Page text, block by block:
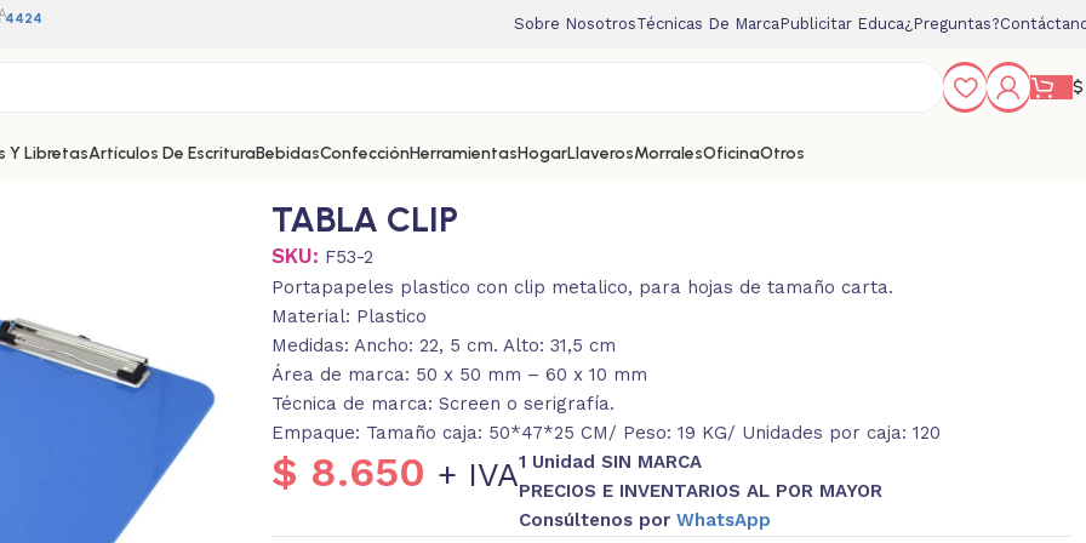
4424 Sobre NosotrosTécnicas De MarcaPublicitar Educa¿Preguntas?
$
Y LibretasArtículos De EscrituraBebidasConfecciónHerramientasHogarLlaverosMorralesOficinaOtros
TABLA CLIP
SKU: F53-2
Portapapeles plastico con clip metalico, para hojas de tamaño carta.
Material: Plastico
Medidas: Ancho: 22, 5 cm. Alto: 31,5 cm
Área de marca: 50 x 50 mm – 60 x 10 mm
Técnica de marca: Screen o serigrafía.
Empaque: Tamaño caja: 50*47*25 CM/ Peso: 19 KG/ Unidades por caja: 120
$ 8.650 + IVA1 Unidad SIN MARCA
PRECIOS E INVENTARIOS AL POR MAYOR
Consúltenos por WhatsApp